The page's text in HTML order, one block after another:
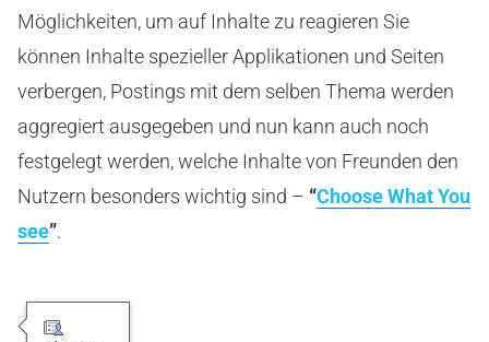
Möglichkeiten, um auf Inhalte zu reagieren Sie
können Inhalte spezieller Applikationen und Seiten
verbergen, Postings mit dem selben Thema werden
aggregiert ausgegeben und nun kann auch noch
festgelegt werden, welche Inhalte von Freunden den
Nutzern besonders wichtig sind – “Choose What You
see”.